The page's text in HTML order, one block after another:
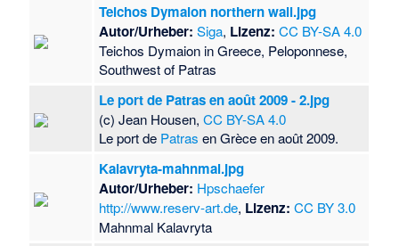
Teichos Dymaion northern wall.jpg
Autor/Urheber: Siga, Lizenz: CC BY-SA 4.0
Teichos Dymaion in Greece, Peloponnese,
Southwest of Patras
Le port de Patras en août 2009 - 2.jpg
(c) Jean Housen,CC BY-SA 4.0
Le port de Patras en Grèce en août 2009.
Kalavryta-mahnmal.jpg
Autor/Urheber: Hpschaefer
http://www.reserv-art.de, Lizenz: CC BY 3.0
Mahnmal Kalavryta